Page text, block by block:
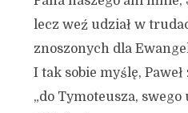
lecz weź udział w
znoszonych dla
I tak sobie myślę,
„do Tymoteusza, swego